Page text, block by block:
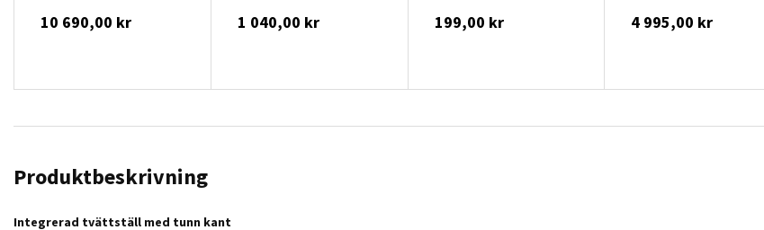
10 690,00 kr 1 040,00 kr 199,00 kr 4 995,00 kr
Produktbeskrivning
Integrerad tvättställ med tunn kant